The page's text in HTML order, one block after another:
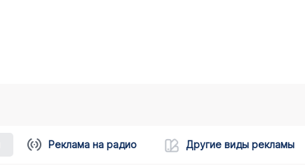
Реклама на радио Другие виды рекламы